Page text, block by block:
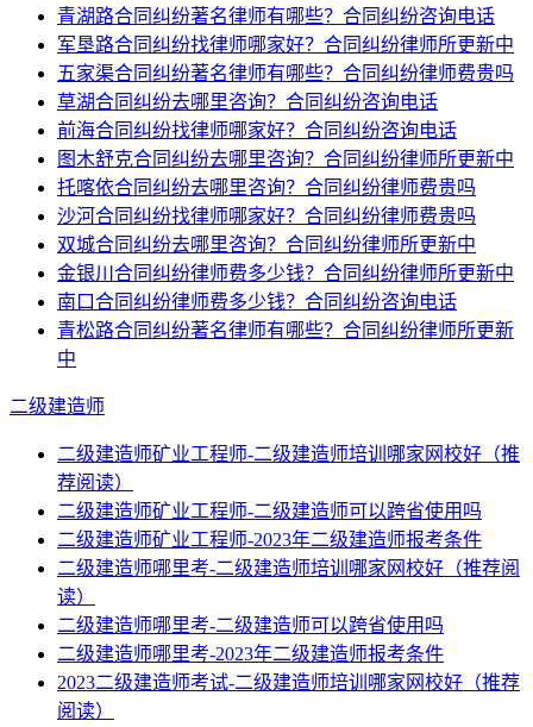
青湖路合同纠纷著名律师有哪些？合同纠纷咨询电话
军垦路合同纠纷找律师哪家好？合同纠纷律师所更新中
五家渠合同纠纷著名律师有哪些？合同纠纷律师费贵吗
草湖合同纠纷去哪里咨询？合同纠纷咨询电话
前海合同纠纷找律师哪家好？合同纠纷咨询电话
图木舒克合同纠纷去哪里咨询？合同纠纷律师所更新中
托喀依合同纠纷去哪里咨询？合同纠纷律师费贵吗
沙河合同纠纷找律师哪家好？合同纠纷律师费贵吗
双城合同纠纷去哪里咨询？合同纠纷律师所更新中
金银川合同纠纷律师费多少钱？合同纠纷律师所更新中
南口合同纠纷律师费多少钱？合同纠纷咨询电话
青松路合同纠纷著名律师有哪些？合同纠纷律师所更新
中
二级建造师
二级建造师矿业工程师-二级建造师培训哪家网校好（推
荐阅读）
二级建造师矿业工程师-二级建造师可以跨省使用吗
二级建造师矿业工程师-2023年二级建造师报考条件
二级建造师哪里考-二级建造师培训哪家网校好（推荐阅
读）
二级建造师哪里考-二级建造师可以跨省使用吗
二级建造师哪里考-2023年二级建造师报考条件
2023二级建造师考试-二级建造师培训哪家网校好（推荐
阅读）